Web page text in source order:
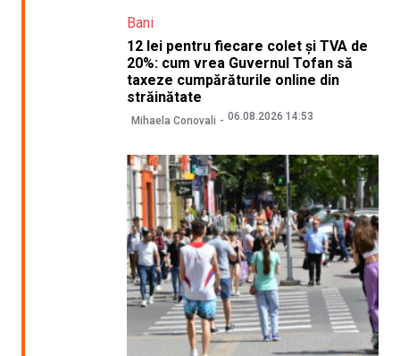
Bani
12 lei pentru fiecare colet și TVA de
20%: cum vrea Guvernul Tofan să
taxeze cumpărăturile online din
străinătate
Mihaela Conovali 06.08.2026 14:53